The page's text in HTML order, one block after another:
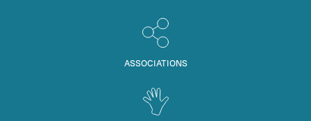
ASSOCIATIONS